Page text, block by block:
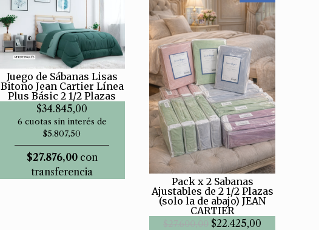
Juego de Sábanas Lisas
Bitono Jean Cartier Línea
Plus Básic 2 1/2 Plazas
$34.845,00
6 cuotas sin interés de
$5.807,50
$27.876,00con
transferencia
Pack x 2 Sabanas
Ajustables de 2 1/2 Plazas
(solo la de abajo) JEAN
CARTIER
$22.425,00